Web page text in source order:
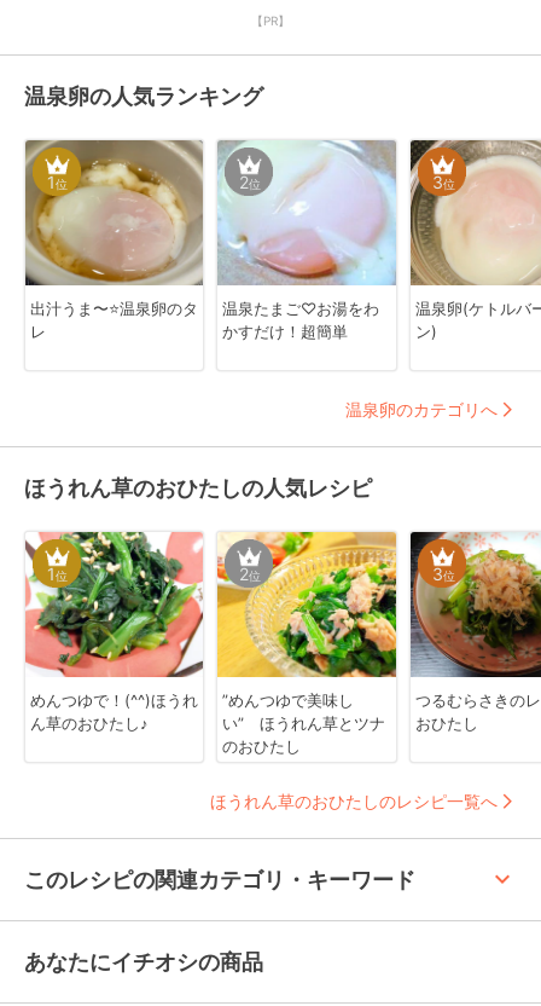
【PR】
温泉卵の人気ランキング
1位
出汁うま〜⭐温泉卵のタ
レ
2位
温泉たまご♡お湯をわ
かすだけ！超簡単
3位
温泉卵(ケトルバ
ン)
温泉卵のカテゴリへ
ほうれん草のおひたしの人気レシピ
1位
めんつゆで！(^^)ほうれ
ん草のおひたし♪
2位
”めんつゆで美味し
い” ほうれん草とツナ
のおひたし
3位
つるむらさきの
おひたし
ほうれん草のおひたしのレシピ一覧へ
このレシピの関連カテゴリ・キーワード keyboard_arrow_up
あなたにイチオシの商品